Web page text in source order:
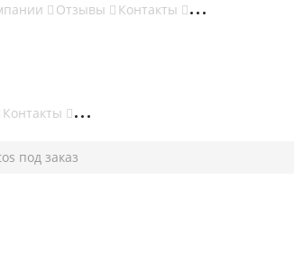
Отзывы Контакты
Контакты
под заказ